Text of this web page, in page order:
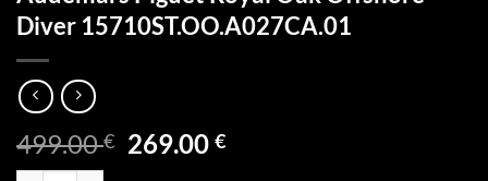
Diver 15710ST.OO.A027CA.01
499.00€ Ursprünglicher
269.00€Aktueller